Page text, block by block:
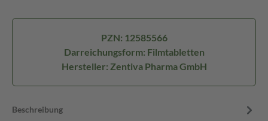
PZN: 12585566
Darreichungsform: Filmtabletten
Hersteller: Zentiva Pharma GmbH
Beschreibung